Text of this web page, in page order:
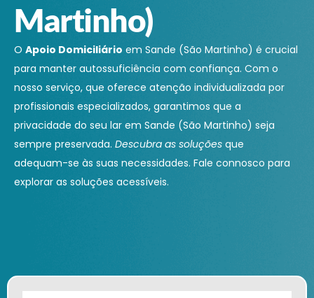
Martinho)
O Apoio Domiciliário em Sande (São Martinho) é crucial
para manter autossuficiência com confiança. Com o
nosso serviço, que oferece atenção individualizada por
profissionais especializados, garantimos que a
privacidade do seu lar em Sande (São Martinho) seja
sempre preservada. Descubra as soluções que
adequam-se às suas necessidades. Fale connosco para
explorar as soluções acessíveis.